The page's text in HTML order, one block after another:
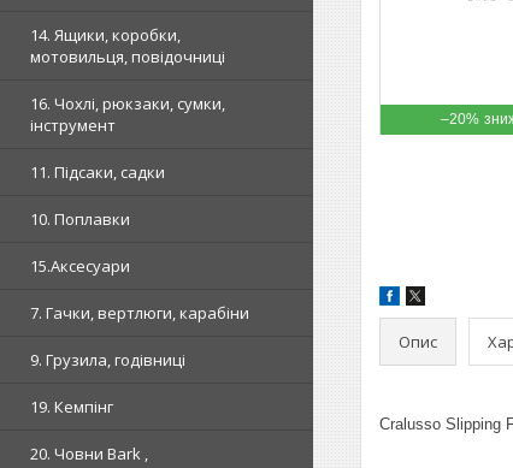
14. Ящики, коробки,
мотовильця, повідочниці
16. Чохлі, рюкзаки, сумки,
інструмент
11. Підсаки, садки
10. Поплавки
15.Аксесуари
7. Гачки, вертлюги, карабіни
9. Грузила, годівниці
19. Кемпінг
20. Човни Bark ,
–20%
Опис
Cralusso Slipping